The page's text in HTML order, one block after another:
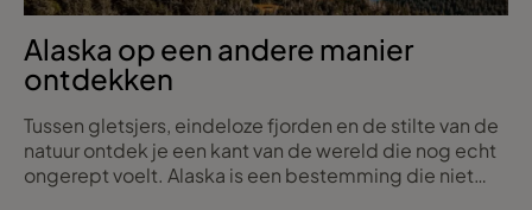
Alaska op een andere manier
ontdekken
Tussen gletsjers, eindeloze fjorden en de stilte van de
natuur ontdek je een kant van de wereld die nog echt
ongerept voelt. Alaska is een bestemming die niet